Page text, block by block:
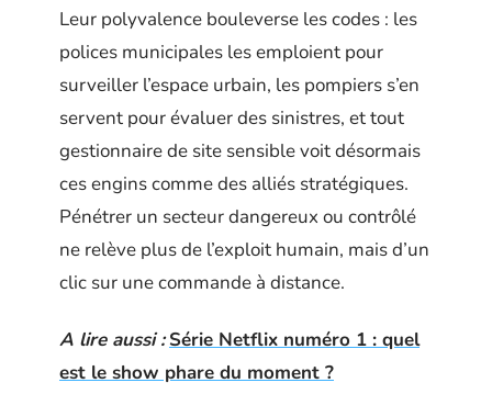
Leur polyvalence bouleverse les codes : les
polices municipales les emploient pour
surveiller l’espace urbain, les pompiers s’en
servent pour évaluer des sinistres, et tout
gestionnaire de site sensible voit désormais
ces engins comme des alliés stratégiques.
Pénétrer un secteur dangereux ou contrôlé
ne relève plus de l’exploit humain, mais d’un
clic sur une commande à distance.
A lire aussi : Série Netflix numéro 1 : quel
est le show phare du moment ?